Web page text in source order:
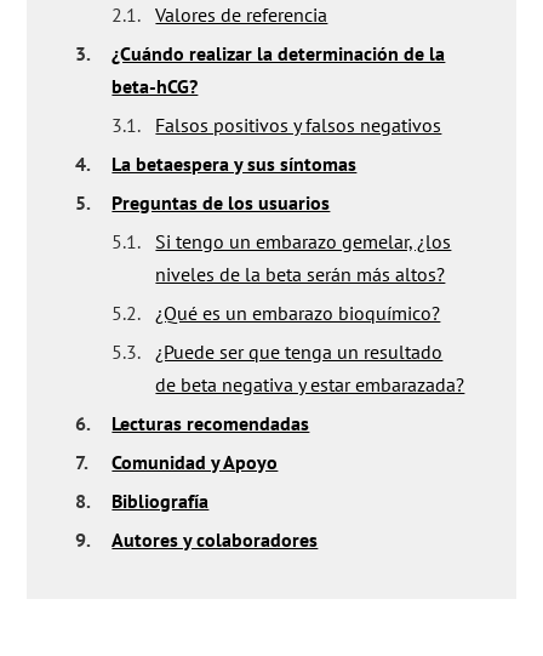
2.1.
Valores de referencia
3.
¿Cuándo realizar la determinación de la
beta-hCG?
3.1.
Falsos positivos y falsos negativos
4.
La betaespera y sus síntomas
5.
Preguntas de los usuarios
5.1.
Si tengo un embarazo gemelar, ¿los
niveles de la beta serán más altos?
5.2.
¿Qué es un embarazo bioquímico?
5.3.
¿Puede ser que tenga un resultado
de beta negativa y estar embarazada?
6.
Lecturas recomendadas
7.
Comunidad y Apoyo
8.
Bibliografía
9.
Autores y colaboradores